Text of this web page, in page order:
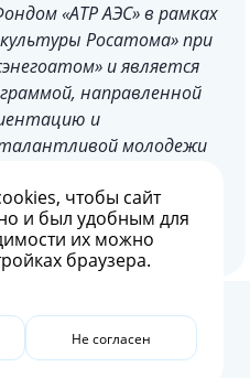
«АТР АЭС» в рамках
Росатома» при
и является
направленной
и
молодежи
отрасли. Автор
, чтобы сайт
и был удобным для
их можно
браузера.
Не согласен